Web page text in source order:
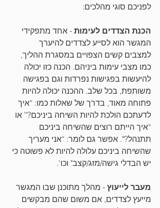
לפניכם סוגי מהלכים:
הכנת הצדדים לעימות - אחד מתפקידי
המגשר הוא לסייע לצדדים להיערך
למצבים קשים הצפויים במסגרת ההליך,
כמו מצבי עימות ביניהם. הכנה כזו יכולה
להיעשות בפגישות נפרדות וגם בפגישה
משותפת, בכל שלב. ההכנה יכולה להיות
פתוחה מאוד, בדרך של שאלות כמו: “איך
לדעתכם הולכת להיות השיחה ביניכם?” או
“איך הייתם רוצים שהשיחה ביניכם
תתנהל?". אפשר גם לומר: “אני מעריך
שהשיחה ביניכם עלולה להיות לא פשוטה כי
יש הבדלי גישה/מזג/קצב" וכו'.
מעבר לייעוץ - מהלך מתוכנן שבו המגשר
מייעץ לצדדים, אם משום שהם מבקשים